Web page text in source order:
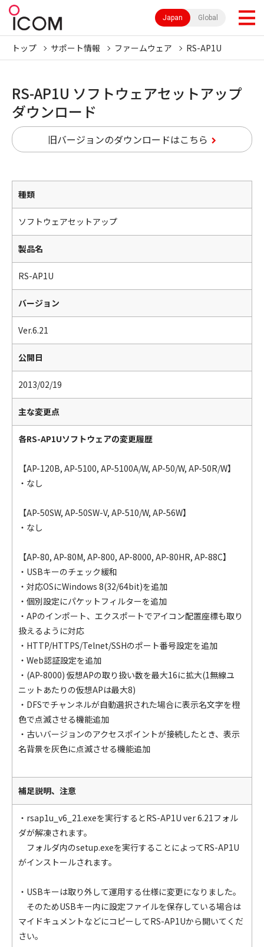
Japan Global
トップ サポート情報 ファームウェア RS-AP1U
RS-AP1U ソフトウェアセットアップ
ダウンロード
旧バージョンのダウンロードはこちら
種類
ソフトウェアセットアップ
製品名
RS-AP1U
バージョン
Ver.6.21
公開日
2013/02/19
主な変更点
各RS-AP1Uソフトウェアの変更履歴
【AP-120B, AP-5100, AP-5100A/W, AP-50/W, AP-50R/W】
・なし
【AP-50SW, AP-50SW-V, AP-510/W, AP-56W】
・なし
【AP-80, AP-80M, AP-800, AP-8000, AP-80HR, AP-88C】
・USBキーのチェック緩和
・対応OSにWindows 8(32/64bit)を追加
・個別設定にパケットフィルターを追加
・APのインポート、エクスポートでアイコン配置座標も取り
扱えるように対応
・HTTP/HTTPS/Telnet/SSHのポート番号設定を追加
・Web認証設定を追加
・(AP-8000) 仮想APの取り扱い数を最大16に拡大(1無線ユ
ニットあたりの仮想APは最大8)
・DFSでチャンネルが自動選択された場合に表示名文字を橙
色で点滅させる機能追加
・古いバージョンのアクセスポイントが接続したとき、表示
名背景を灰色に点滅させる機能追加
補足説明、注意
・rsap1u_v6_21.exeを実行するとRS-AP1U ver 6.21フォル
ダが解凍されます。
フォルダ内のsetup.exeを実行することによってRS-AP1U
がインストールされます。
・USBキーは取り外して運用する仕様に変更になりました。
そのためUSBキー内に設定ファイルを保存している場合は
マイドキュメントなどにコピーしてRS-AP1Uから開いてくだ
さい。